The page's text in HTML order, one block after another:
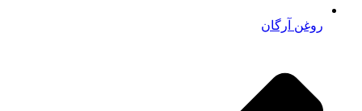
روغن آرگان